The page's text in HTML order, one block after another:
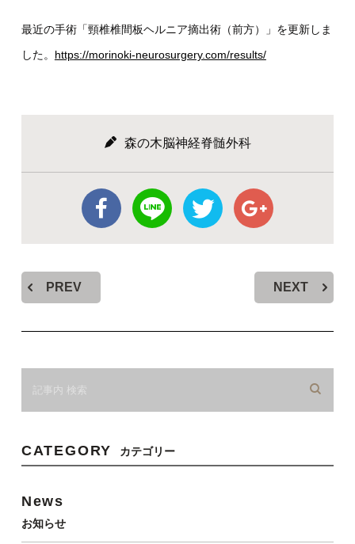
最近の手術「頸椎椎間板ヘルニア摘出術（前方）」を更新しま
した。 https://morinoki-neurosurgery.com/results/
森の木脳神経脊髄外科
PREV NEXT
CATEGORY カテゴリー
News
お知らせ